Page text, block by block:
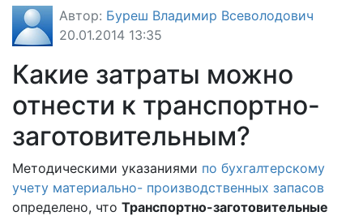
Автор: Буреш Владимир Всеволодович
20.01.2014 13:35
Какие затраты можно
отнести к транспортно-
заготовительным?
Методическими указаниями по бухгалтерскому
учету материально- производственных запасов
определено, что Транспортно-заготовительные